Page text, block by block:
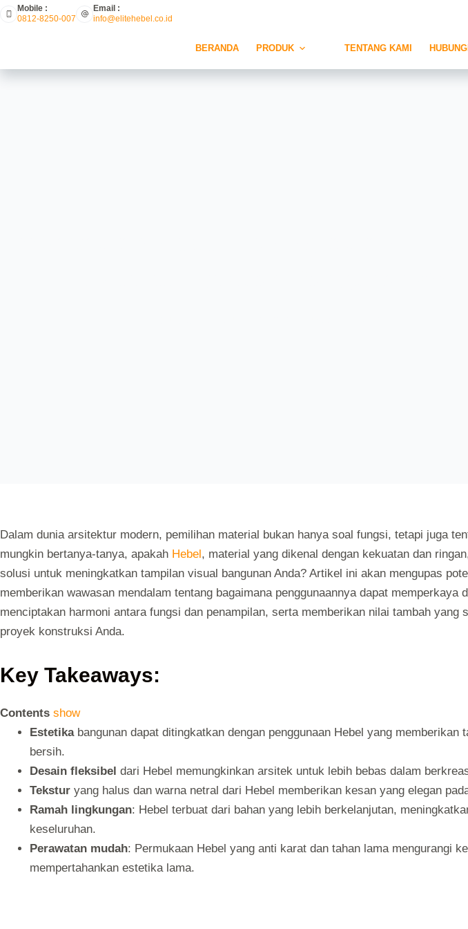
Mobile :
0812-8250-007
Email :
info@elitehebel.co.id
BERANDA PRODUK TENTANG KAMI
Dalam dunia arsitektur modern, pemilihan material bukan hanya soal fungsi, tetapi juga
mungkin bertanya-tanya, apakah Hebel, material yang dikenal dengan kekuatan dan
solusi untuk meningkatkan tampilan visual bangunan Anda? Artikel ini akan mengupas
memberikan wawasan mendalam tentang bagaimana penggunaannya dapat memperkaya
menciptakan harmoni antara fungsi dan penampilan, serta memberikan nilai tambah yang
proyek konstruksi Anda.
Key Takeaways:
Contents show
Estetikabangunan dapat ditingkatkan dengan penggunaan Hebel yang memberikan
bersih.
Desain fleksibel dari Hebel memungkinkan arsitek untuk lebih bebas dalam
Teksturyang halus dan warna netral dari Hebel memberikan kesan yang elegan
Ramah lingkungan: Hebel terbuat dari bahan yang lebih berkelanjutan,
keseluruhan.
Perawatan mudah: Permukaan Hebel yang anti karat dan tahan lama mengurangi
mempertahankan estetika lama.